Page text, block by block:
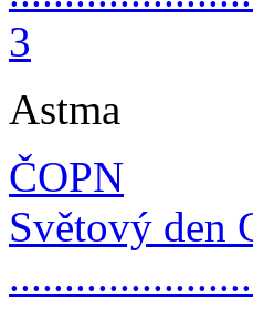
3
Astma
ČOPN
Světový den